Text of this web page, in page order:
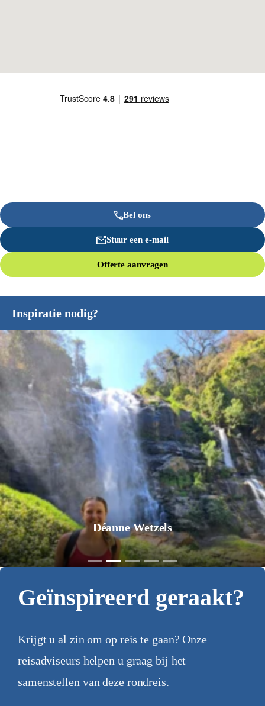
Bel ons
Stuur een e-mail
Offerte aanvragen
Inspiratie nodig?
Jurgen Pol
Geïnspireerd geraakt?
Krijgt u al zin om op reis te gaan? Onze
reisadviseurs helpen u graag bij het
samenstellen van deze rondreis.